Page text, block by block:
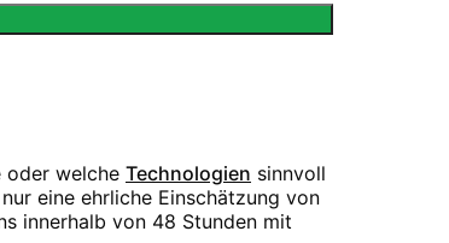
oder welche Technologien sinnvoll
eine ehrliche Einschätzung von
innerhalb von 48 Stunden mit